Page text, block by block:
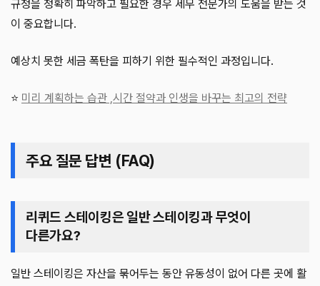
규정을 정확히 파악하고 필요한 경우 세무 전문가의 도움을 받는 것
이 중요합니다.
예상치 못한 세금 폭탄을 피하기 위한 필수적인 과정입니다.
⭐ 미리 계획하는 습관 ,시간 절약과 인생을 바꾸는 최고의 전략
주요 질문 답변 (FAQ)
리퀴드 스테이킹은 일반 스테이킹과 무엇이
다른가요?
일반 스테이킹은 자산을 묶어두는 동안 유동성이 없어 다른 곳에 활